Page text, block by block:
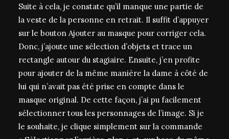
Suite à cela, je constate qu’il manque une partie de
la veste de la personne en retrait. Il suffit d’appuyer
sur le bouton Ajouter au masque pour corriger cela.
Donc, j’ajoute une sélection d’objets et trace un
rectangle autour du stagiaire. Ensuite, j’en profite
pour ajouter de la même manière la dame à côté de
lui qui n’avait pas été prise en compte dans le
masque original. De cette façon, j’ai pu facilement
sélectionner tous les personnages de l’image. Si je
le souhaite, je clique simplement sur la commande